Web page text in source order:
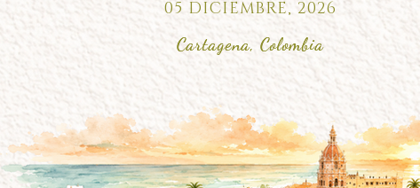
05 DICIEMBRE, 2026
Cartagena, Colombia
Cartagena, Colombia